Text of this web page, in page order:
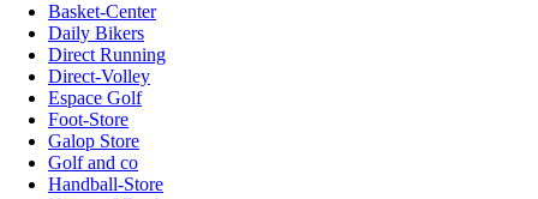
Basket-Center
Daily Bikers
Direct Running
Direct-Volley
Espace Golf
Foot-Store
Galop Store
Golf and co
Handball-Store